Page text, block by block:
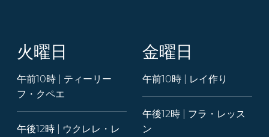
火曜日
午前10時 | ティーリー
フ・クペエ
午後12時 | ウクレレ・レ
金曜日
午前10時 | レイ作り
午後12時 | フラ・レッス
ン